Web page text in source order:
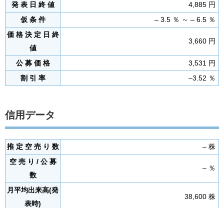
発 表 日 終 値
4,885 円
仮 条 件
– 3.5 ％ ～ – 6.5 ％
価 格 決 定 日 終
値
3,660 円
公 募 価 格
3,531 円
割 引 率
–3.52 ％
信用データ
推 定 空 売 り 数
– 株
空 売 り / 公 募
数
– ％
月平均出来高(発
表時)
38,600 株